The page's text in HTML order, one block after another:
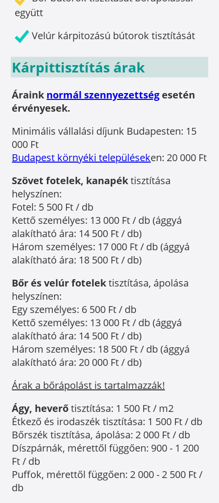
együtt
Velúr kárpitozású bútorok tisztítását
Kárpittisztítás árak
Áraink normál szennyezettség esetén
érvényesek.
Minimális vállalási díjunk Budapesten: 15
000 Ft
Budapest környéki településeken: 20 000 Ft
Szövet fotelek, kanapéktisztítása
helyszínen:
Fotel: 5 500 Ft / db
Kettő személyes: 13 000 Ft / db (ággyá
alakítható ára: 14 500 Ft / db)
Három személyes: 17 000 Ft / db (ággyá
alakítható ára: 18 500 Ft / db)
Bőr és velúr fotelektisztítása, ápolása
helyszínen:
Egy személyes: 6 500 Ft / db
Kettő személyes: 13 000 Ft / db (ággyá
alakítható ára: 14 500 Ft / db)
Három személyes: 18 500 Ft / db (ággyá
alakítható ára: 20 000 Ft / db)
Árak a bőrápolást is tartalmazzák!
Ágy, heverőtisztítása: 1 500 Ft / m2
Étkező és irodaszék tisztítása: 1 500 Ft / db
Bőrszék tisztítása, ápolása: 2 000 Ft / db
Díszpárnák, mérettől függően: 900 - 1 200
Ft / db
Puffok, mérettől függően: 2 000 - 2 500 Ft /
db